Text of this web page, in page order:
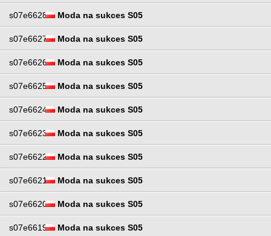
s07e6628 Moda na sukces S05
s07e6627 Moda na sukces S05
s07e6626 Moda na sukces S05
s07e6625 Moda na sukces S05
s07e6624 Moda na sukces S05
s07e6623 Moda na sukces S05
s07e6622 Moda na sukces S05
s07e6621 Moda na sukces S05
s07e6620 Moda na sukces S05
s07e6619 Moda na sukces S05